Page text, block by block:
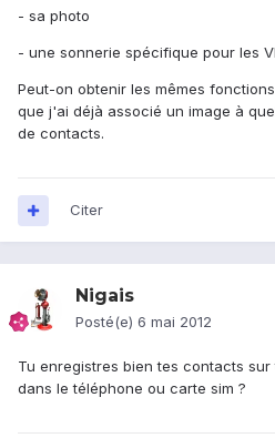
- sa photo
- une sonnerie spécifique pour les
Peut-on obtenir les mêmes
que j'ai déjà associé un image à
de contacts.
Citer
Nigais
Posté(e) 6 mai 2012
Tu enregistres bien tes contacts
dans le téléphone ou carte sim ?